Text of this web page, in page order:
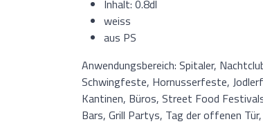
Inhalt: 0.8dl
weiss
aus PS
Anwendungsbereich: Spitaler,
Schwingfeste, Hornusserfeste,
Kantinen, Büros, Street Food
Bars, Grill Partys, Tag der offenen